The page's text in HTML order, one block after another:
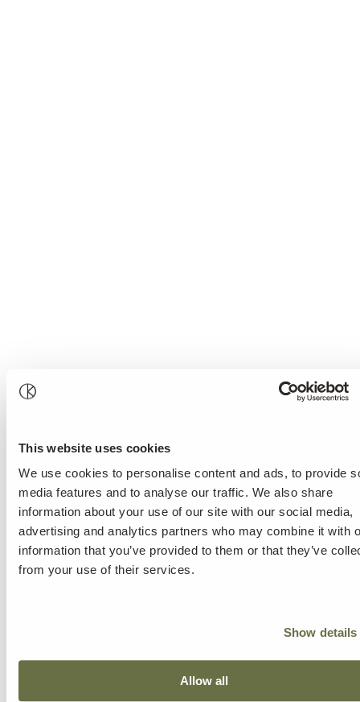
This website uses cookies
We use cookies to personalise content and ads, to provide
media features and to analyse our traffic. We also share
information about your use of our site with our social media,
advertising and analytics partners who may combine it with
information that you’ve provided to them or that they’ve
from your use of their services.
Show details
Allow all